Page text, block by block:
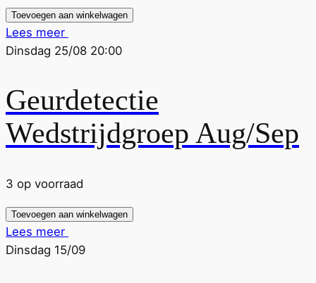
Toevoegen aan winkelwagen
Lees meer
Dinsdag 25/08 20:00
Geurdetectie
Wedstrijdgroep Aug/Sep
3 op voorraad
Toevoegen aan winkelwagen
Lees meer
Dinsdag 15/09